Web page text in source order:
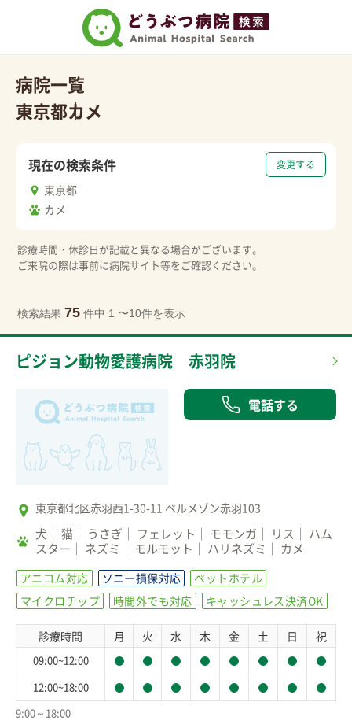
病院一覧
東京都カメ
変更する
現在の検索条件
東京都
カメ
診療時間・休診日が記載と異なる場合がございます。
ご来院の際は事前に病院サイト等をご確認ください。
検索結果 75 件中 1 〜10件を表示
ピジョン動物愛護病院 赤羽院
電話する
東京都北区赤羽西1-30-11 ベルメゾン赤羽103
犬 猫 うさぎ フェレット モモンガ リス
ハム
スター
ネズミ モルモット ハリネズミ カメ
アニコム対応 ソニー損保対応
ペットホテル
マイクロチップ
時間外でも対応 キャッシュレス決済OK
診療時間 月 火 水 木 金 土 日 祝
09:00~12:00
12:00~18:00
9:00～18:00